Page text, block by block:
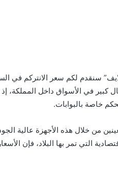
سنقدم لكم سعر الانتركم في
كبير في الأسواق داخل المملكة،
خاصة بالبوابات.
من خلال هذه الأجهزة عالية
التي تمر بها البلاد، فإن